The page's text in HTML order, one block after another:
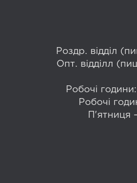
Роздр. відділ
Опт. відділл
Робочі
Робочі
П'ятниця